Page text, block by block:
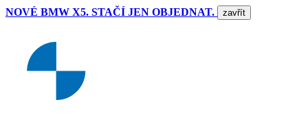
NOVÉ BMW X5. STAČÍ JEN OBJEDNAT. zavřít